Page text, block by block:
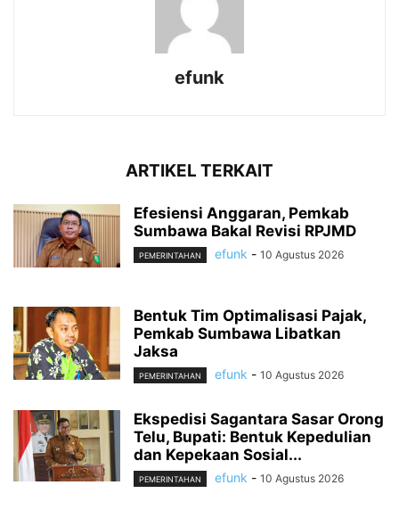
efunk
ARTIKEL TERKAIT
Efesiensi Anggaran, Pemkab
Sumbawa Bakal Revisi RPJMD
PEMERINTAHAN efunk - 10 Agustus 2026
Bentuk Tim Optimalisasi Pajak,
Pemkab Sumbawa Libatkan
Jaksa
PEMERINTAHAN efunk - 10 Agustus 2026
Ekspedisi Sagantara Sasar Orong
Telu, Bupati: Bentuk Kepedulian
dan Kepekaan Sosial...
PEMERINTAHAN efunk - 10 Agustus 2026